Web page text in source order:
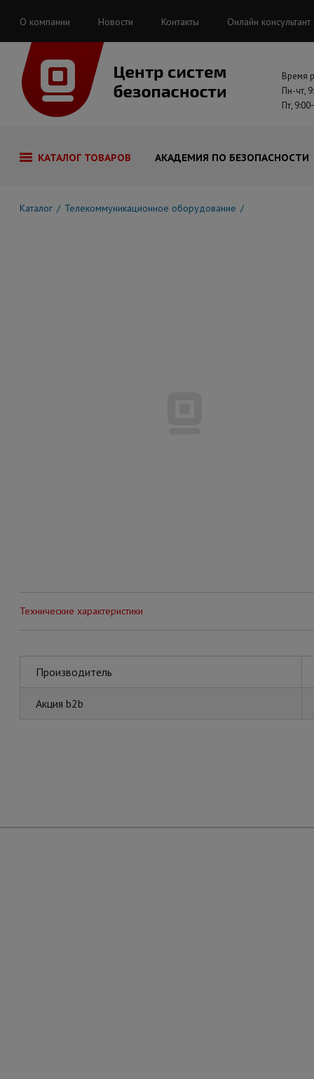
О компании Новости Контакты Онлайн консультант
Время
Пн-чт,
Пт,
КАТАЛОГ ТОВАРОВ АКАДЕМИЯ ПО БЕЗОПАСНОСТИ
Каталог Телекоммуникационное оборудование
Технические характеристики
Производитель
Акция b2b